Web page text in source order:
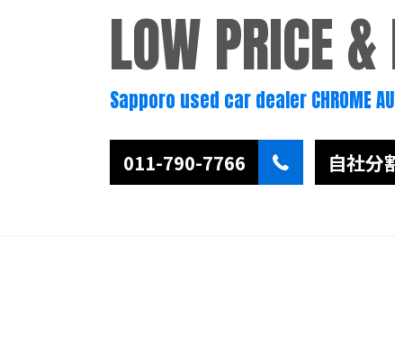
LOW PRICE &
Sapporo used car dealer CHROME
011-790-7766 自社分